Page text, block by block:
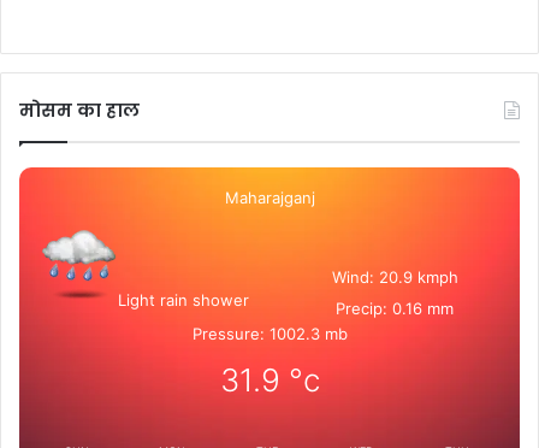
मोसम का हाल
Maharajganj
Light rain shower
Wind: 20.9 kmph
Precip: 0.16 mm
Pressure: 1002.3 mb
31.9 °c